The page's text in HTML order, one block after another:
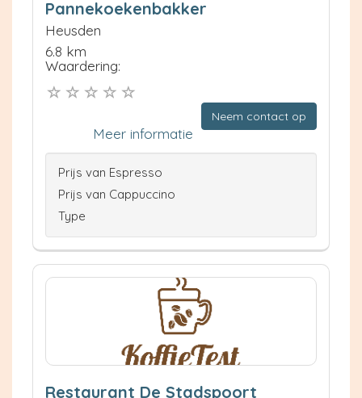
Pannekoekenbakker
Heusden
6.8 km
Waardering:
Neem contact op
Meer informatie
Prijs van Espresso
Prijs van Cappuccino
Type
Restaurant De Stadspoort